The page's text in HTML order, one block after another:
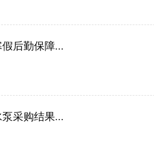
后勤保障...
采购结果...